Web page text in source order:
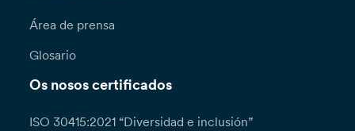
Área de prensa
Glosario
Os nosos certificados
ISO 30415:2021 “Diversidad e inclusión”